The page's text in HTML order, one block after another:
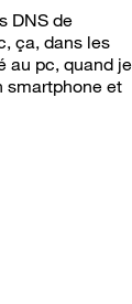
DNS de
ça, dans les
au pc, quand je
smartphone et